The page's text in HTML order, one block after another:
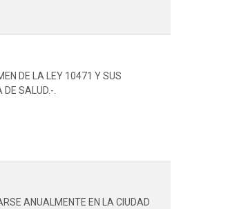
DE LA LEY 10471 Y SUS
DE SALUD.-.
ANUALMENTE EN LA CIUDAD